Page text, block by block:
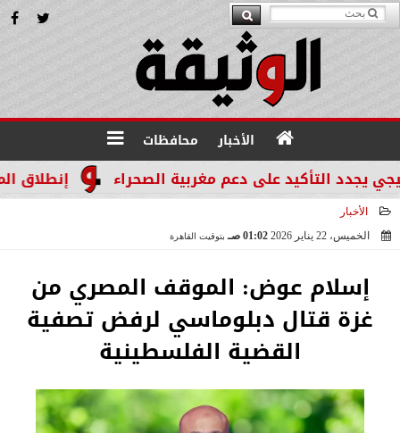
الأخبار محافظات
إنطلاق المرحله الثالثة التأكيد على دعم مغربية الصحراء
الأخبار
الخميس، 22 يناير 2026
01:02 صـ بتوقيت القاهرة
إسلام عوض: الموقف المصري من
غزة قتال دبلوماسي لرفض تصفية
القضية الفلسطينية